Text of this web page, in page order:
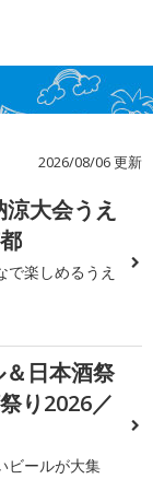
2026/08/06 更新
大会うえ
で楽しめるうえ
日本酒祭
り2026／
ビールが大集